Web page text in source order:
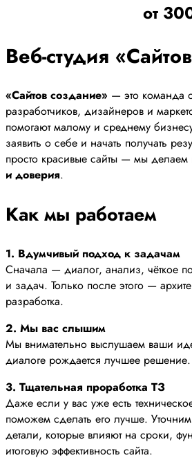
от
Веб-студия
«Сайтов создание» — это команда
разработчиков, дизайнеров и
помогают малому и среднему
заявить о себе и начать получать
просто красивые сайты — мы делаем
и доверия.
Как мы работаем
1. Вдумчивый подход к задачам
Сначала — диалог, анализ, чёткое
и задач. Только после этого —
разработка.
2. Мы вас слышим
Мы внимательно выслушаем ваши
диалоге рождается лучшее решение.
3. Тщательная проработка ТЗ
Даже если у вас уже есть
поможем сделать его лучше.
детали, которые влияют на сроки,
итоговую эффективность сайта.